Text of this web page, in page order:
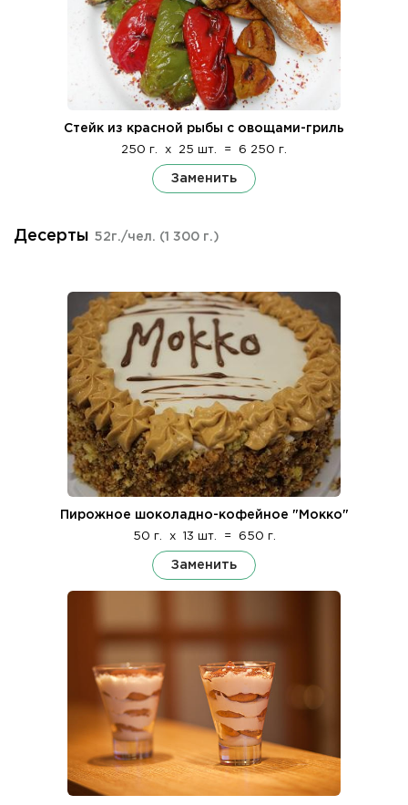
Стейк из красной рыбы с овощами-гриль
250 г. x 25 шт. = 6 250 г.
Заменить
Десерты 52г./чел. (1 300 г.)
Пирожное шоколадно-кофейное "Мокко"
50 г. x 13 шт. = 650 г.
Заменить